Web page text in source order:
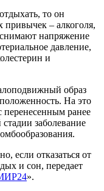
то он
привычек – алкоголя,
напряжение
давление,
и
образ
На это
перенесенным ранее
заболевание
если отказаться от
и сон, передает
».